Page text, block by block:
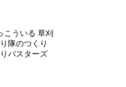
こういる 草刈
隊のつくり
バスターズ